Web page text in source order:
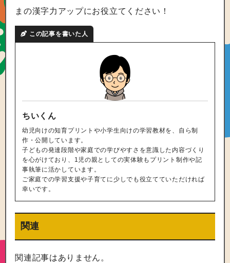
まの漢字力アップにお役立てください！
この記事を書いた人
ちいくん
幼児向けの知育プリントや小学生向けの学習教材を、自ら制
作・公開しています。
子どもの発達段階や家庭での学びやすさを意識した内容づくり
を心がけており、1児の親としての実体験もプリント制作や記
事執筆に活かしています。
ご家庭での学習支援や子育てに少しでも役立てていただければ
幸いです。
関連
関連記事はありません。